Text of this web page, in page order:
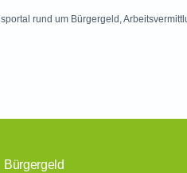
rund um Bürgergeld,
Bürgergeld